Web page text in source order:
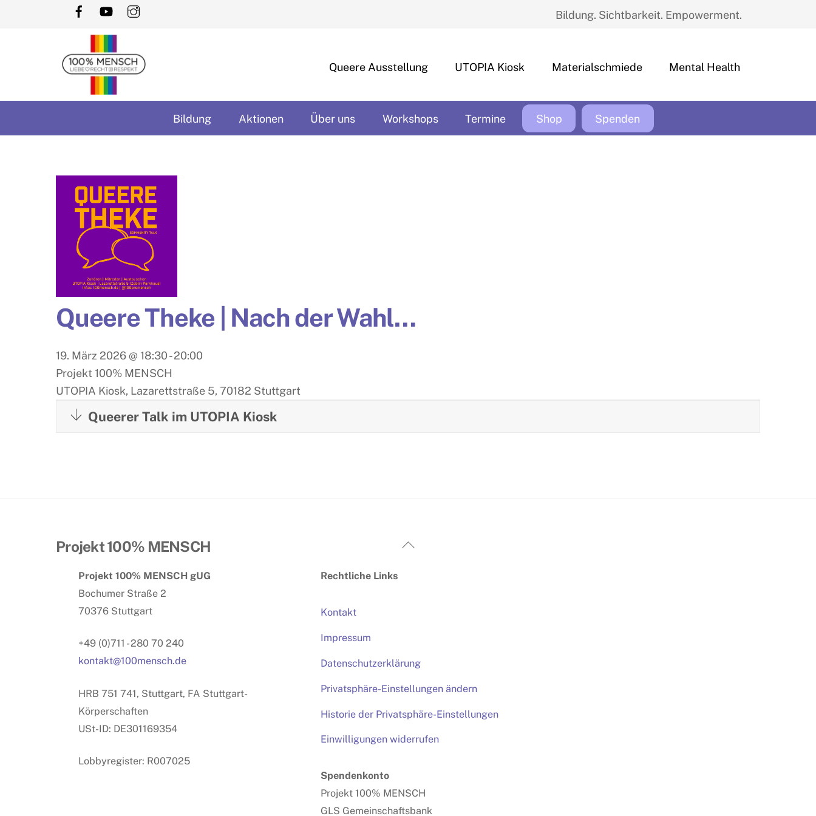
Bildung. Sichtbarkeit. Empowerment.
Queere Ausstellung UTOPIA Kiosk Materialschmiede Mental Health
Bildung Aktionen Über uns Workshops Termine Shop Spenden
Queere Theke | Nach der Wahl…
19. März 2026 @ 18:30-20:00
Projekt 100% MENSCH
UTOPIA Kiosk, Lazarettstraße 5, 70182 Stuttgart
Queerer Talk im UTOPIA Kiosk
Back
Projekt 100% MENSCH
Projekt 100% MENSCH gUG
Bochumer Straße 2
70376 Stuttgart
+49 (0)711 - 280 70 240
kontakt@100mensch.de
HRB 751 741, Stuttgart, FA Stuttgart-
Körperschaften
USt-ID: DE301169354
Lobbyregister: R007025
Rechtliche Links
Kontakt
Impressum
Datenschutzerklärung
Privatsphäre-Einstellungen ändern
Historie der Privatsphäre-Einstellungen
Einwilligungen widerrufen
Spendenkonto
Projekt 100% MENSCH
GLS Gemeinschaftsbank